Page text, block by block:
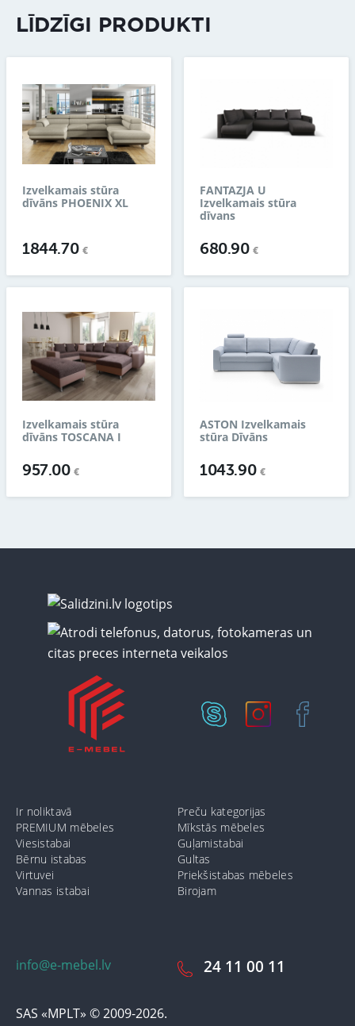
LĪDZĪGI PRODUKTI
Izvelkamais stūra
dīvāns PHOENIX XL
1844.70 €
FANTAZJA U
Izvelkamais stūra
dīvans
680.90€
Izvelkamais stūra
dīvāns TOSCANA I
957.00€
ASTON Izvelkamais
stūra Dīvāns
1043.90 €
info@e-mebel.lv
SAS «MPLT» © 2009-2026.
24 11 00 11
Ir noliktavā
Preču kategorijas
PREMIUM mēbeles
Mīkstās mēbeles
Viesistabai
Guļamistabai
Bērnu istabas
Gultas
Virtuvei
Priekšistabas mēbeles
Vannas istabai
Birojam